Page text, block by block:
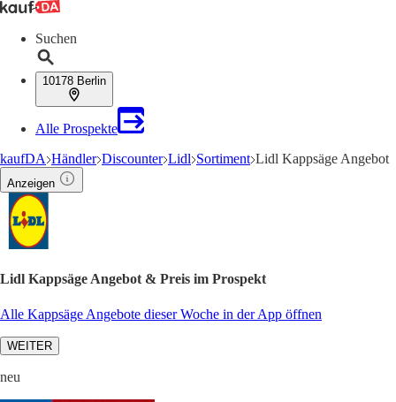
Suchen
10178 Berlin
Alle Prospekte
kaufDA Händler Discounter Lidl Sortiment Lidl Kappsäge Angebot
Anzeigen
Lidl Kappsäge Angebot & Preis im Prospekt
Alle Kappsäge Angebote dieser Woche in der App öffnen
WEITER
neu